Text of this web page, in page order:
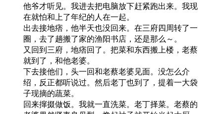
他爷才听见。我进去把电脑放下赶紧跑出来。我现
在就怕和上了年纪的人在一起。
出去接地痞，他半天也没回来。在三府四周转了一
圈，去了趟搬了家的渔阳书店，还是那么～。
又回到三府，地痞回了。把菜和东西搬上楼，老蔡
就到了，和他老婆。
下去接他们，头一回和老蔡老婆见面。没怎么介
绍，反正都听说过。然后老丁也到了，提着一大袋
子现摘的蔬菜。
回来撺掇做饭。我就一直洗菜。老丁择菜。老蔡的